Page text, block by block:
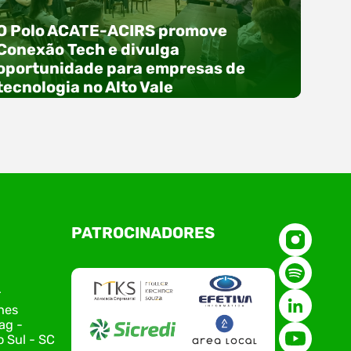
Polo ACATE-ACIRS promove
Tech e divulga
para empresas de
no Alto Vale
O Polo ACATE-ACIRS, por meio do NIAVI – Núcleo
de Tecnologia da Informação do Alto Vale do
Conexão Tech NIAVI, reunindo empresas de
tecnologia da região para uma noite de
conteúdo estratégico e
de novas iniciativas para o setor.
encontro aconteceu em Rio…
-
Sul - SC
PATROCINADORES